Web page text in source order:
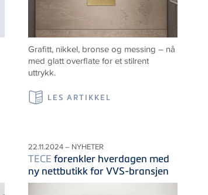
Grafitt, nikkel, bronse og messing – nå
med glatt overflate for et stilrent
uttrykk.
LES ARTIKKEL
22.11.2024 – NYHETER
TECE forenkler hverdagen med
ny nettbutikk for VVS-bransjen